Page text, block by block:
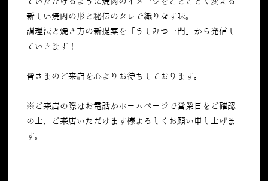
新しい焼肉の形と秘伝のタレで織りなす味。
調理法と焼き方の新提案を「うしみつ一門」から発信し
ていきます！
皆さまのご来店を心よりお待ちしております。
※ご来店の際はお電話かホームページで営業日をご確認
の上、ご来店いただけます様よろしくお願い申し上げま
す。